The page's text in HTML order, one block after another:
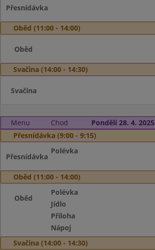
Přesnídávka
Oběd (11:00 - 14:00)
Oběd
Svačina (14:00 - 14:30)
Svačina
Menu Chod
Pondělí 28. 4. 2025
Přesnídávka (9:00 - 9:15)
Přesnídávka
Polévka
Oběd (11:00 - 14:00)
Oběd
Polévka
Jídlo
Příloha
Nápoj
Svačina (14:00 - 14:30)